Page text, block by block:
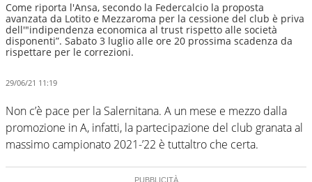
Come riporta l'Ansa, secondo la Federcalcio la proposta
avanzata da Lotito e Mezzaroma per la cessione del club è priva
dell'"indipendenza economica al trust rispetto alle società
disponenti”. Sabato 3 luglio alle ore 20 prossima scadenza da
rispettare per le correzioni.
29/06/21 11:19
Non c’è pace per la Salernitana. A un mese e mezzo dalla
promozione in A, infatti, la partecipazione del club granata al
massimo campionato 2021-’22 è tuttaltro che certa.